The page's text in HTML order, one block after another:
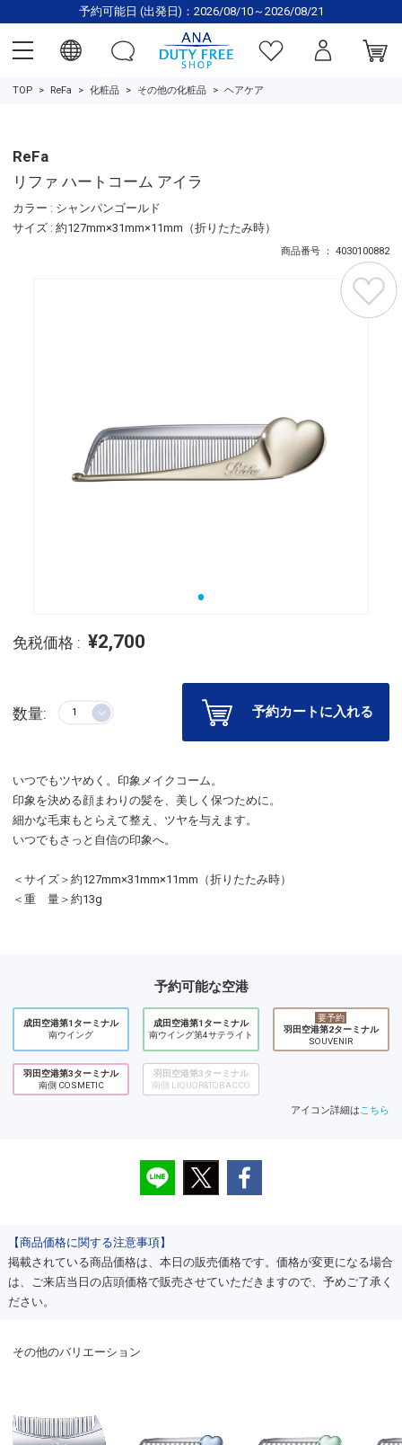
予約可能日 (出発日)：2026/08/10～2026/08/21
TOP ReFa 化粧品 その他の化粧品 ヘアケア
ReFa
リファ ハートコーム アイラ
カラー : シャンパンゴールド
サイズ : 約127mm×31mm×11mm（折りたたみ時）
商品番号 ： 4030100882
免税価格 : ¥2,700
数量: 予約カートに入れる
いつでもツヤめく。印象メイクコーム。
印象を決める顔まわりの髪を、美しく保つために。
細かな毛束もとらえて整え、ツヤを与えます。
いつでもさっと自信の印象へ。
＜サイズ＞約127mm×31mm×11mm（折りたたみ時）
＜重 量＞約13g
予約可能な空港
成田空港第1ターミナル
南ウイング
成田空港第1ターミナル
南ウイング第4サテライト
要予約
羽田空港第2ターミナル
SOUVENIR
羽田空港第3ターミナル
南側 COSMETIC
羽田空港第3ターミナル
南側 LIQUOR&TOBACCO
アイコン詳細はこちら
【商品価格に関する注意事項】
掲載されている商品価格は、本日の販売価格です。価格が変更になる場合
は、ご来店当日の店頭価格で販売させていただきますので、予めご了承く
ださい。
その他のバリエーション